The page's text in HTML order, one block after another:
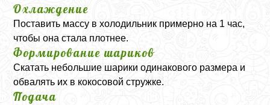
Охлаждение
Поставить массу в холодильник примерно на 1 час,
чтобы она стала плотнее.
Формирование шариков
Скатать небольшие шарики одинакового размера и
обвалять их в кокосовой стружке.
Подача